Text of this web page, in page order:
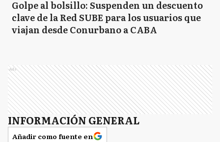
Golpe al bolsillo: Suspenden un descuento
clave de la Red SUBE para los usuarios que
viajan desde Conurbano a CABA
Ads
INFORMACIÓN GENERAL
Añadir como fuente en